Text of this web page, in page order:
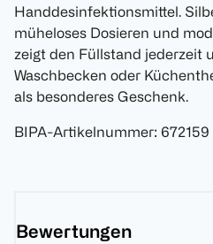
Handdesinfektionsmittel.
müheloses Dosieren und
zeigt den Füllstand jederzeit
Waschbecken oder
als besonderes Geschenk.
BIPA-Artikelnummer: 672159
Bewertungen